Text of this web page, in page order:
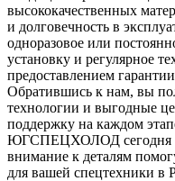
высококачественных
и долговечность в
одноразовое или
установку и регулярное
предоставлением
Обратившись к нам, вы
технологии и выгодные
поддержку на каждом
ЮГСПЕЦХОЛОД сегодня и
внимание к деталям
для вашей спецтехники в